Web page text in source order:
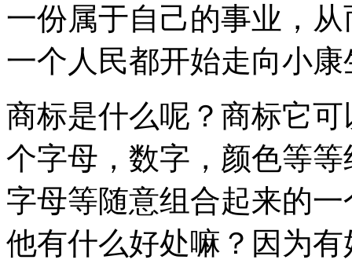
一份属于自己的事业，
一个人民都开始走向小康
商标是什么呢？商标它
个字母，数字，颜色等
字母等随意组合起来的
他有什么好处嘛？因为